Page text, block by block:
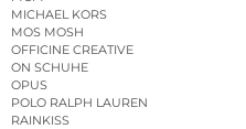
MICHAEL KORS
MOS MOSH
OFFICINE CREATIVE
ON SCHUHE
OPUS
POLO RALPH LAUREN
RAINKISS